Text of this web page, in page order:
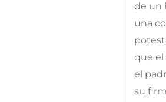
de un
una
que el
el
su